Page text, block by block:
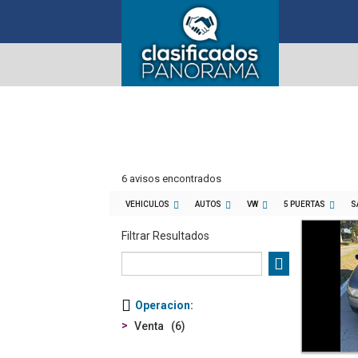
6 avisos encontrados
VEHICULOS AUTOS VW 5 PUERTAS
Filtrar Resultados
Operacion
Venta
6